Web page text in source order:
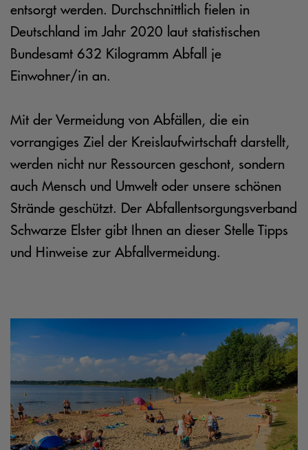
entsorgt werden. Durchschnittlich fielen in
Deutschland im Jahr 2020 laut statistischen
Bundesamt 632 Kilogramm Abfall je
Einwohner/in an.
Mit der Vermeidung von Abfällen, die ein
vorrangiges Ziel der Kreislaufwirtschaft darstellt,
werden nicht nur Ressourcen geschont, sondern
auch Mensch und Umwelt oder unsere schönen
Strände geschützt. Der Abfallentsorgungsverband
Schwarze Elster gibt Ihnen an dieser Stelle Tipps
und Hinweise zur Abfallvermeidung.